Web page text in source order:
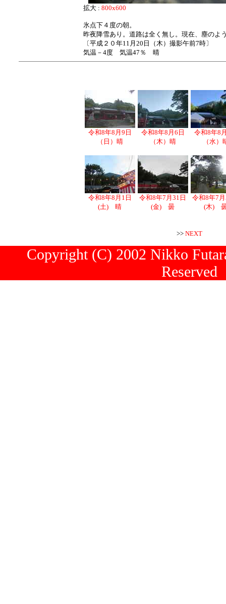
拡大 : 800x600
氷点下４度の朝。
昨夜降雪あり。道路は全く無し。現在、塵のよ
〔平成２０年11月20日（木）撮影午前7時〕
気温－4度 気温47％ 晴
令和8年8月9日
（日）晴
令和8年8月6日
（木）晴
令和8年8
（水）
令和8年8月1日
(土) 晴
令和8年7月31日
(金) 曇
令和8年7
(木)
>> NEXT
Copyright (C) 2002 Nikko
Reserved